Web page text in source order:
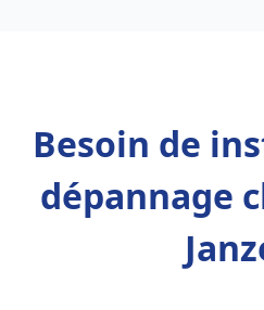
Besoin de
dépannage